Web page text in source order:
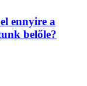
ennyire a
belőle?